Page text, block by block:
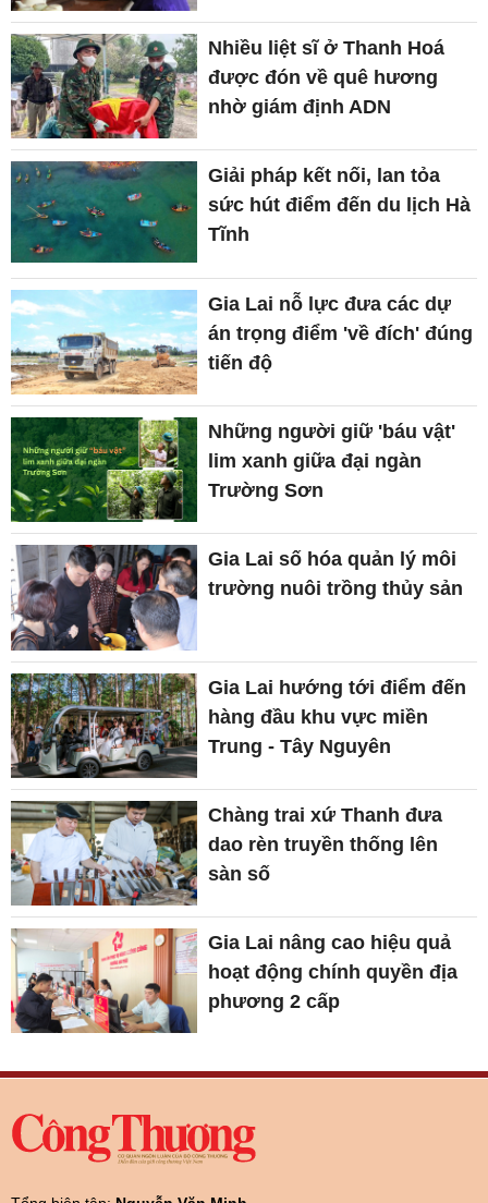
Nhiều liệt sĩ ở Thanh Hoá
được đón về quê hương
nhờ giám định ADN
Giải pháp kết nối, lan tỏa
sức hút điểm đến du lịch Hà
Tĩnh
Gia Lai nỗ lực đưa các dự
án trọng điểm 'về đích' đúng
tiến độ
Những người giữ 'báu vật'
lim xanh giữa đại ngàn
Trường Sơn
Gia Lai số hóa quản lý môi
trường nuôi trồng thủy sản
Gia Lai hướng tới điểm đến
hàng đầu khu vực miền
Trung - Tây Nguyên
Chàng trai xứ Thanh đưa
dao rèn truyền thống lên
sàn số
Gia Lai nâng cao hiệu quả
hoạt động chính quyền địa
phương 2 cấp